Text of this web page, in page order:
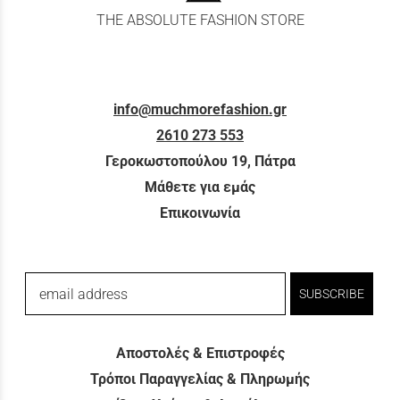
THE ABSOLUTE FASHION STORE
info@muchmorefashion.gr
2610 273 553
Γεροκωστοπούλου 19, Πάτρα
Μάθετε για εμάς
Επικοινωνία
email address SUBSCRIBE
Αποστολές & Επιστροφές
Τρόποι Παραγγελίας & Πληρωμής